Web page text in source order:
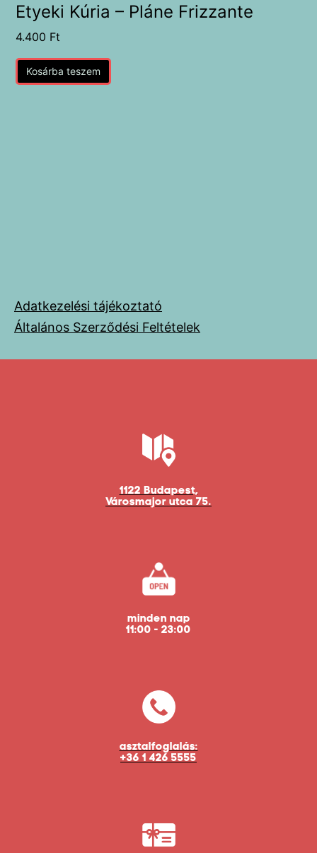
Etyeki Kúria – Pláne Frizzante
4.400 Ft
Kosárba teszem
Adatkezelési tájékoztató
Általános Szerződési Feltételek
1122 Budapest,
Városmajor utca 75.
minden nap
11:00 - 23:00
asztalfoglalás:
+36 1 426 5555